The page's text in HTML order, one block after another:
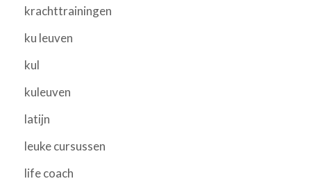
krachttrainingen
ku leuven
kul
kuleuven
latijn
leuke cursussen
life coach